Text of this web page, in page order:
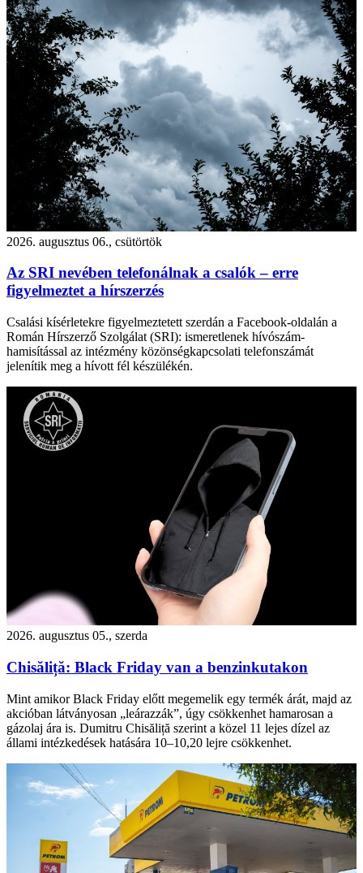
2026. augusztus 06., csütörtök
Az SRI nevében telefonálnak a csalók – erre
figyelmeztet a hírszerzés
Csalási kísérletekre figyelmeztetett szerdán a Facebook-oldalán a
Román Hírszerző Szolgálat (SRI): ismeretlenek hívószám-
hamisítással az intézmény közönségkapcsolati telefonszámát
jelenítik meg a hívott fél készülékén.
2026. augusztus 05., szerda
Chisăliță: Black Friday van a benzinkutakon
Mint amikor Black Friday előtt megemelik egy termék árát, majd az
akcióban látványosan „leárazzák”, úgy csökkenhet hamarosan a
gázolaj ára is. Dumitru Chisăliță szerint a közel 11 lejes dízel az
állami intézkedések hatására 10–10,20 lejre csökkenhet.